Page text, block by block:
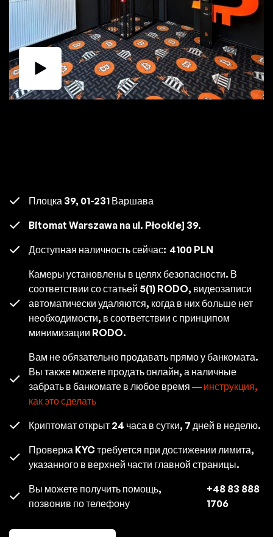
Плоцка 39, 01-231 Варшава
Bitomat Warszawa na ul. Płockiej 39.
Доступная наличность сейчас: 4100 PLN
Камеры установлены в целях безопасности. В
соответствии со статьей 5(1) RODO, видеозаписи
автоматически удаляются, когда в них больше нет
необходимости, в соответствии с принципом
минимизации RODO.
Вам не обязательно продавать прямо у банкомата.
Вы также можете продать онлайн, а наличные
забрать в банкомате в любое время — инструкция,
как это сделать
Криптомат открыт 24 часа в сутки, 7 дней в неделю.
Проверка KYC требуется при достижении лимита,
указанного в верхней части главной страницы.
Вы можете получить помощь,
позвонив по телефону
+48 83 888
1706